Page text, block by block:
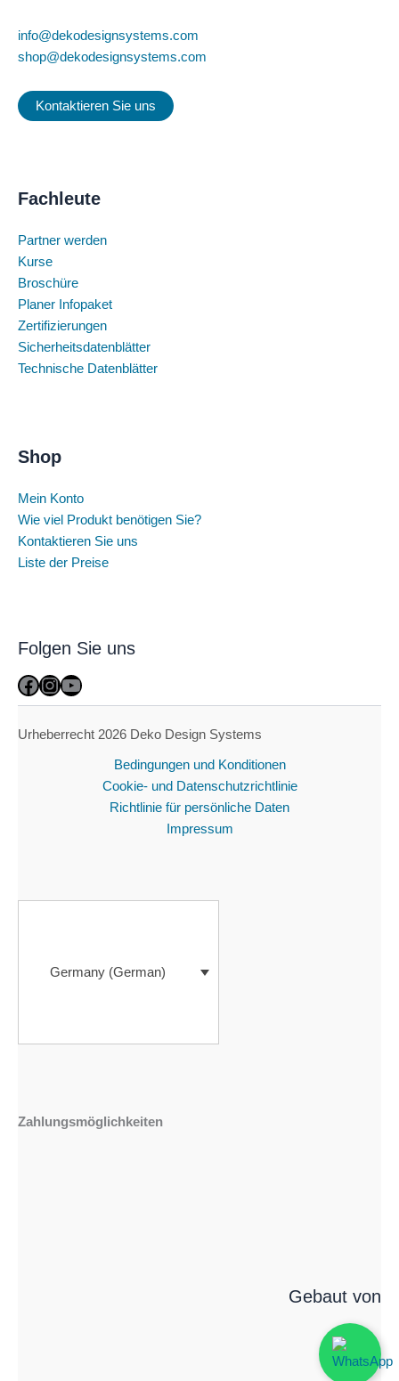
info@dekodesignsystems.com
shop@dekodesignsystems.com
Kontaktieren Sie uns
Fachleute
Partner werden
Kurse
Broschüre
Planer Infopaket
Zertifizierungen
Sicherheitsdatenblätter
Technische Datenblätter
Shop
Mein Konto
Wie viel Produkt benötigen Sie?
Kontaktieren Sie uns
Liste der Preise
Folgen Sie uns
Facebook
Instagram
YouTube
Urheberrecht 2026 Deko Design Systems
Bedingungen und Konditionen
Cookie- und Datenschutzrichtlinie
Richtlinie für persönliche Daten
Impressum
Germany (German)
Zahlungsmöglichkeiten
Gebaut von